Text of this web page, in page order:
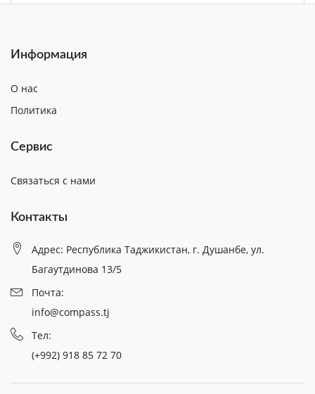
Информация
О нас
Политика
Сервис
Связаться с нами
Контакты
Адрес: Республика Таджикистан, г. Душанбе, ул.
Багаутдинова 13/5
Почта:
info@compass.tj
Тел:
(+992) 918 85 72 70